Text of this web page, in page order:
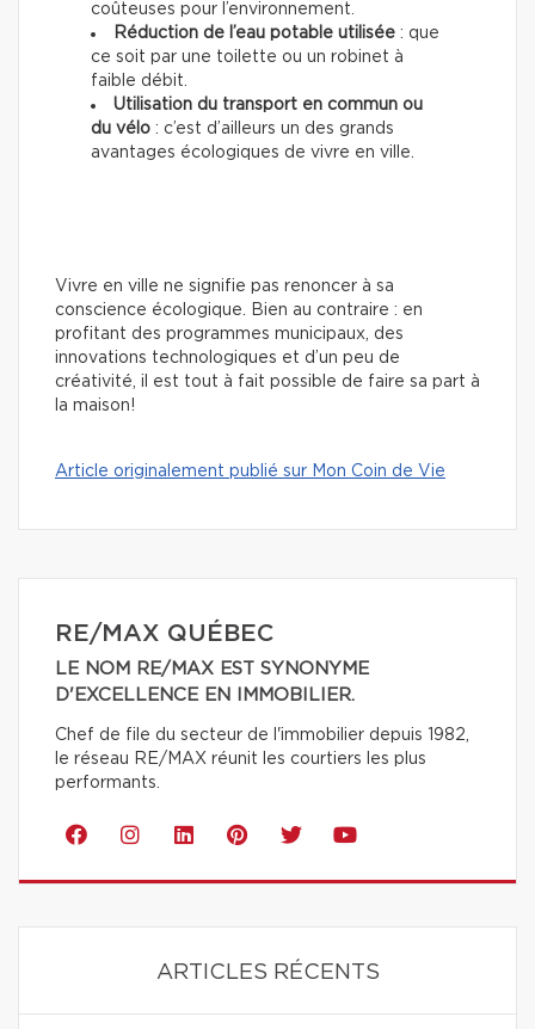
coûteuses pour l’environnement.
Réduction de l’eau potable utilisée : que
ce soit par une toilette ou un robinet à
faible débit.
Utilisation du transport en commun ou
du vélo : c’est d’ailleurs un des grands
avantages écologiques de vivre en ville.
Vivre en ville ne signifie pas renoncer à sa
conscience écologique. Bien au contraire : en
profitant des programmes municipaux, des
innovations technologiques et d’un peu de
créativité, il est tout à fait possible de faire sa part à
la maison!
Article originalement publié sur Mon Coin de Vie
RE/MAX QUÉBEC
LE NOM RE/MAX EST SYNONYME
D'EXCELLENCE EN IMMOBILIER.
Chef de file du secteur de l'immobilier depuis 1982,
le réseau RE/MAX réunit les courtiers les plus
performants.
ARTICLES RÉCENTS